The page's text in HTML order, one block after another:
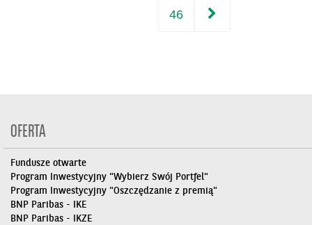
46
OFERTA
Fundusze otwarte
Program Inwestycyjny "Wybierz Swój Portfel"
Program Inwestycyjny "Oszczędzanie z premią"
BNP Paribas - IKE
BNP Paribas - IKZE